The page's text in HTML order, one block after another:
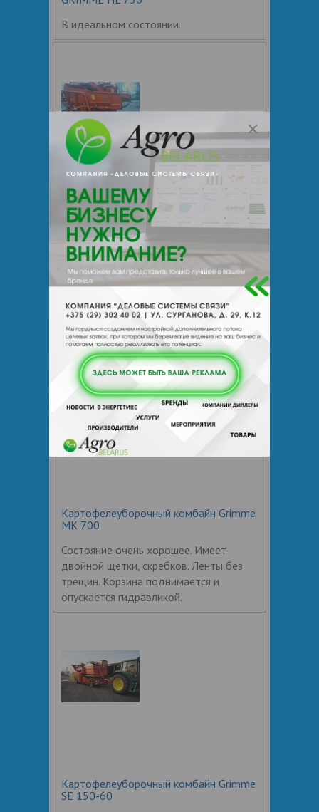
В идеальном состоянии.
Картофелеуборочный комбайн Grimme
HLS 750
Картофелеуборочный комбайн Grimme
HLS 750 - машина в отличном
состоянии, ленты супер, ничего не
гидравлическая разгрузка и подъем
бака с гидравликой трактора.
Картофелеуборочный комбайн Grimme
MK 700
Состояние очень хорошее. Имеет
двойной щетки, скребков. Ленты без
трещин. Корзина поднимается и
опускается гидравликой.
Картофелеуборочный комбайн Grimme
SE 150-60